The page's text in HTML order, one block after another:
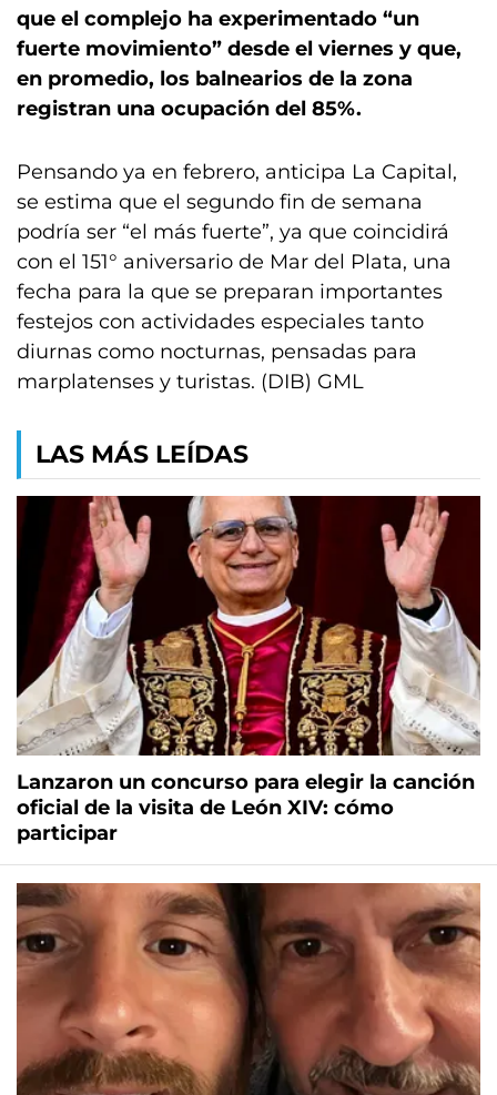
que el complejo ha experimentado “un
fuerte movimiento” desde el viernes y que,
en promedio, los balnearios de la zona
registran una ocupación del 85%.
Pensando ya en febrero, anticipa La Capital,
se estima que el segundo fin de semana
podría ser “el más fuerte”, ya que coincidirá
con el 151° aniversario de Mar del Plata, una
fecha para la que se preparan importantes
festejos con actividades especiales tanto
diurnas como nocturnas, pensadas para
marplatenses y turistas. (DIB) GML
LAS MÁS LEÍDAS
Lanzaron un concurso para elegir la canción
oficial de la visita de León XIV: cómo
participar